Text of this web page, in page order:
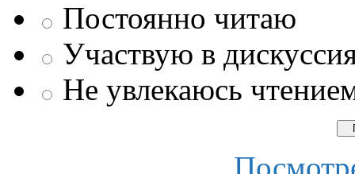
Постоянно читаю
Участвую в
Не увлекаюсь